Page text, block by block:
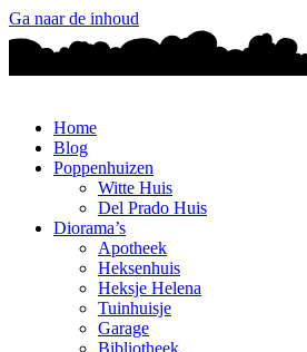
Ga naar de inhoud
Home
Blog
Poppenhuizen
Witte Huis
Del Prado Huis
Diorama’s
Apotheek
Heksenhuis
Heksje Helena
Tuinhuisje
Garage